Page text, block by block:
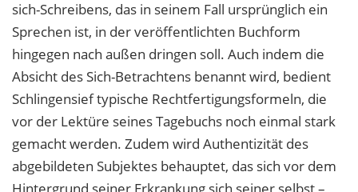
sich-Schreibens, das in seinem Fall ursprünglich ein
Sprechen ist, in der veröffentlichten Buchform
hingegen nach außen dringen soll. Auch indem die
Absicht des Sich-Betrachtens benannt wird, bedient
Schlingensief typische Rechtfertigungsformeln, die
vor der Lektüre seines Tagebuchs noch einmal stark
gemacht werden. Zudem wird Authentizität des
abgebildeten Subjektes behauptet, das sich vor dem